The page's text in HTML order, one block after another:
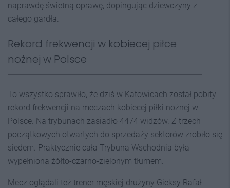
naprawdę świetną oprawę, dopingując dziewczyny z
całego gardła.
Rekord frekwencji w kobiecej piłce
nożnej w Polsce
To wszystko sprawiło, że dziś w Katowicach został pobity
rekord frekwencji na meczach kobiecej piłki nożnej w
Polsce. Na trybunach zasiadło 4474 widzów. Z trzech
początkowych otwartych do sprzedaży sektorów zrobiło się
siedem. Praktycznie cała Trybuna Wschodnia była
wypełniona żółto-czarno-zielonym tłumem.
Mecz oglądali też trener męskiej drużyny Gieksy Rafał